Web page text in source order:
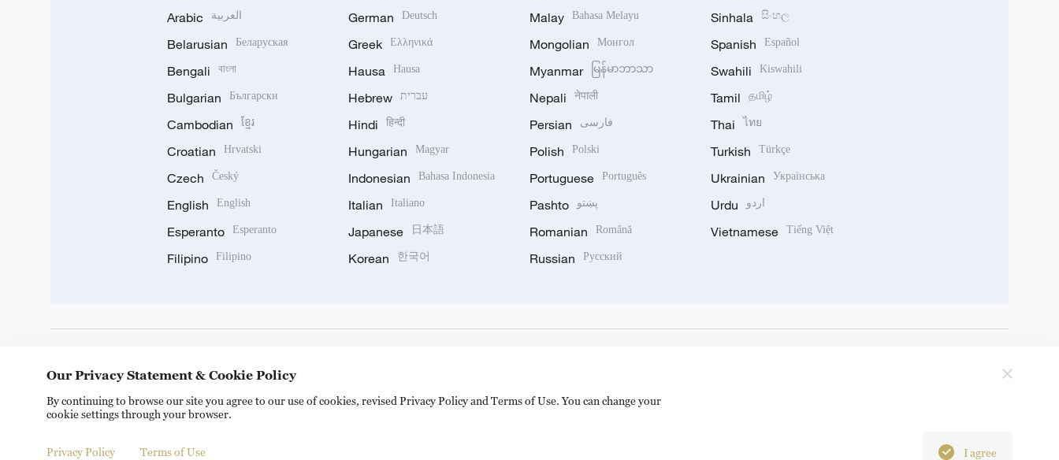
Arabic العربية
Belarusian Беларуская
Bengali বাংলা
Bulgarian Български
Cambodian ខ្មែរ
Croatian Hrvatski
Czech Český
English English
Esperanto Esperanto
Filipino Filipino
German Deutsch
Greek Ελληνικά
Hausa Hausa
Hebrew עברית
Hindi हिन्दी
Hungarian Magyar
Indonesian Bahasa Indonesia
Italian Italiano
Japanese 日本語
Korean 한국어
Malay Bahasa Melayu
Mongolian Монгол
Myanmar မြန်မာဘာသာ
Nepali नेपाली
Persian فارسی
Polish Polski
Portuguese Português
Pashto پښتو
Romanian Română
Russian Русский
Sinhala සිංහල
Spanish Español
Swahili Kiswahili
Tamil தமிழ்
Thai ไทย
Turkish Türkçe
Ukrainian Українська
Urdu اردو
Vietnamese Tiếng Việt
Copyright © 2024 CGTN. 京ICP备20000184号
Our Privacy Statement & Cookie Policy
By continuing to browse our site you agree to our use of cookies, revised Privacy Policy and Terms of Use. You can change your
cookie settings through your browser.
Privacy Policy Terms of Use I agree